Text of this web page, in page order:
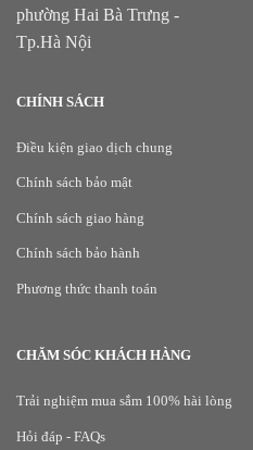
phường Hai Bà Trưng -
Tp.Hà Nội
CHÍNH SÁCH
Điều kiện giao dịch chung
Chính sách bảo mật
Chính sách giao hàng
Chính sách bảo hành
Phương thức thanh toán
CHĂM SÓC KHÁCH HÀNG
Trải nghiệm mua sắm 100% hài lòng
Hỏi đáp - FAQs